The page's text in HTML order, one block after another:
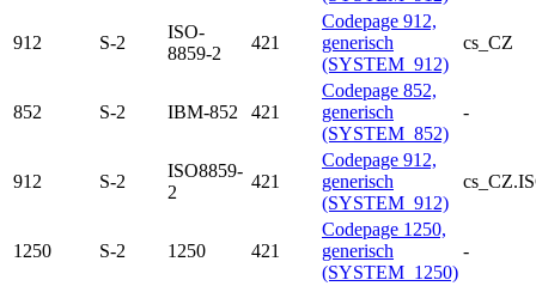
912 S-2
ISO-
8859-2
421
Codepage 912,
generisch
(SYSTEM_912)
cs_CZ
852 S-2 IBM-852 421
Codepage 852,
generisch
(SYSTEM_852)
-
912 S-2
ISO8859-
2
421
Codepage 912,
generisch
(SYSTEM_912)
1250 S-2 1250 421
Codepage 1250,
generisch
(SYSTEM_1250)
-